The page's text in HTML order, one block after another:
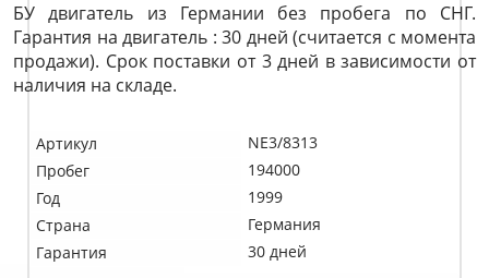
БУ двигатель из Германии без пробега по СНГ.
Гарантия на двигатель : 30 дней (считается с момента
продажи). Срок поставки от 3 дней в зависимости от
наличия на складе.
Артикул
NE3/8313
Пробег
194000
Год
1999
Страна
Германия
Гарантия
30 дней